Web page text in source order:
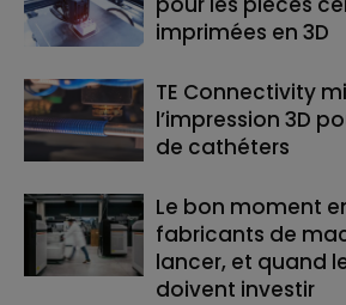
imprimées en 3D
TE Connectivity
l’impression 3D
de cathéters
Le bon moment
fabricants de
lancer, et quand
doivent investir